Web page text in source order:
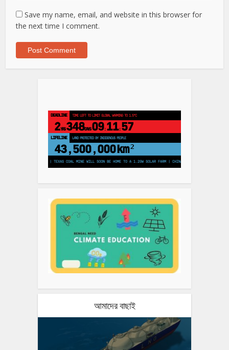
Save my name, email, and website in this browser for
the next time I comment.
DEADLINE TIME LEFT TO LIMIT GLOBAL WARMING TO 1.5°C
2YRS 348DAYS 09: 11: 56
LIFELINE LAND PROTECTED BY INDIGENOUS PEOPLE
43,500,000km²
MILLION TREES | TEXAS COAL MINE WILL SOON BE HOME TO A 1.2GW SOLAR FARM | CHINA GENERATES LESS THAN HALF OF
আমাদের বাছাই